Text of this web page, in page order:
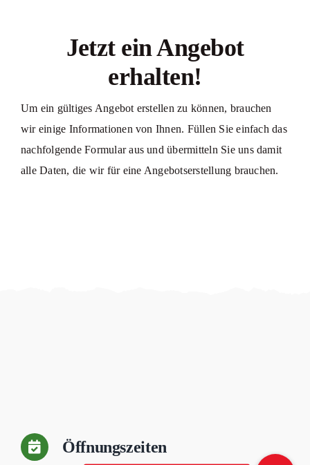
Jetzt ein Angebot
erhalten!
Um ein gültiges Angebot erstellen zu können, brauchen
wir einige Informationen von Ihnen. Füllen Sie einfach das
nachfolgende Formular aus und übermitteln Sie uns damit
alle Daten, die wir für eine Angebotserstellung brauchen.
Öffnungszeiten